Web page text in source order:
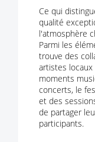
Ce qui
qualité
l'atmosphère
Parmi les
trouve des
artistes
moments
concerts, le
et des
de partager
participants.